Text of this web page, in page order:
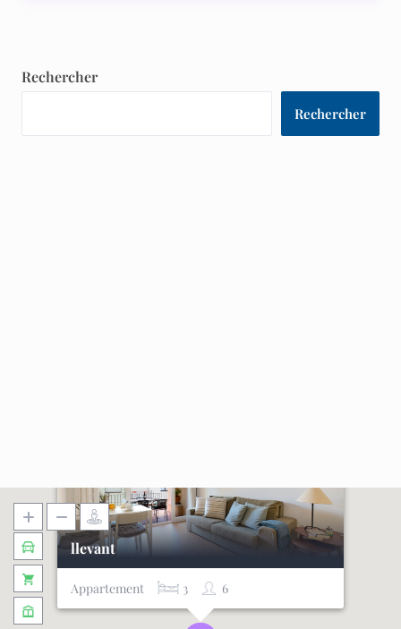
Rechercher
Rechercher
llevant
Appartement 6
3